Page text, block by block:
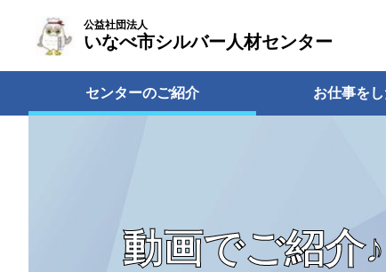
公益社団法人
いなべ市シルバー人材センター
センターのご紹介 お仕事を
動画でご紹介